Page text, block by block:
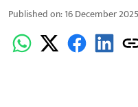
Published on:16 December